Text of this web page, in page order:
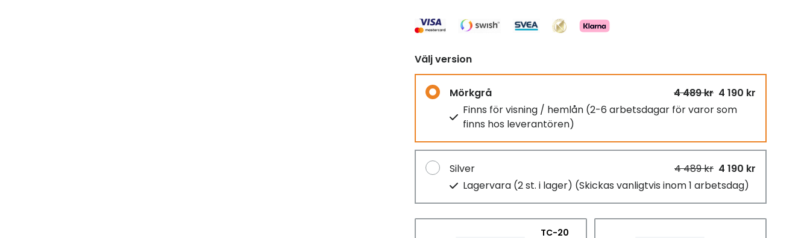
Välj version
Mörkgrå 4 190 kr
4 489 kr
Finns för visning / hemlån (2-6 arbetsdagar för varor som
finns hos leverantören)
Silver 4 190 kr
4 489 kr
Lagervara (2 st. i lager) (Skickas vanligtvis inom 1 arbetsdag)
TC-20